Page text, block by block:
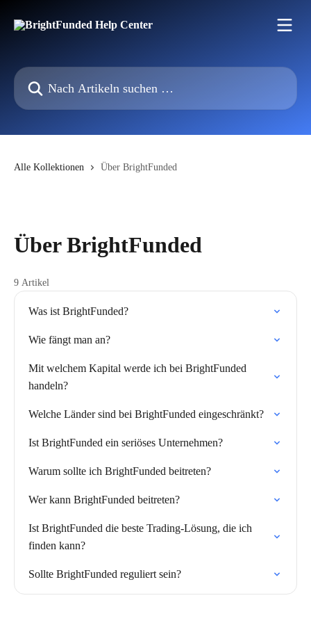
Nach Artikeln suchen …
Alle Kollektionen Über BrightFunded
Über BrightFunded
9 Artikel
Was ist BrightFunded?
Wie fängt man an?
Mit welchem Kapital werde ich bei BrightFunded
handeln?
Welche Länder sind bei BrightFunded eingeschränkt?
Ist BrightFunded ein seriöses Unternehmen?
Warum sollte ich BrightFunded beitreten?
Wer kann BrightFunded beitreten?
Ist BrightFunded die beste Trading-Lösung, die ich
finden kann?
Sollte BrightFunded reguliert sein?